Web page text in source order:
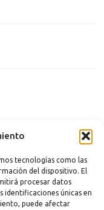
tecnologías como las
del dispositivo. El
procesar datos
únicas en
puede afectar
de cookies